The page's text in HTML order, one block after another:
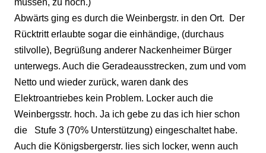
müssen, zu hoch.)
Abwärts ging es durch die Weinbergstr. in den Ort.
Der
Rücktritt erlaubte sogar die einhändige, (durchaus
stilvolle), Begrüßung anderer Nackenheimer Bürger
unterwegs. Auch die Geradeausstrecken, zum und vom
Netto und wieder zurück, waren dank des
Elektroantriebes kein Problem. Locker auch die
Weinbergsstr. hoch. Ja ich gebe zu das ich hier schon
die
Stufe 3 (70% Unterstützung) eingeschaltet habe.
Auch die Königsbergerstr. lies sich locker, wenn auch